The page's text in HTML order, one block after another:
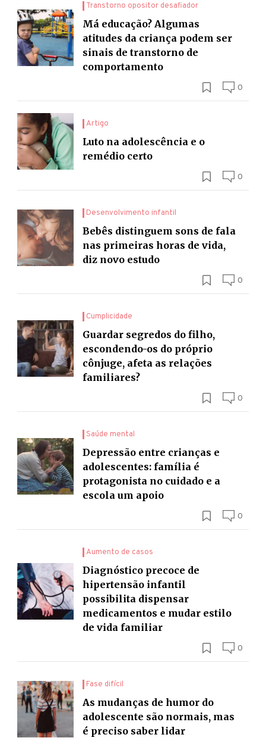
Transtorno opositor desafiador
Má educação? Algumas
atitudes da criança podem ser
sinais de transtorno de
comportamento
0
Artigo
Luto na adolescência e o
remédio certo
0
Desenvolvimento infantil
Bebês distinguem sons de fala
nas primeiras horas de vida,
diz novo estudo
0
Cumplicidade
Guardar segredos do filho,
escondendo-os do próprio
cônjuge, afeta as relações
familiares?
0
Saúde mental
Depressão entre crianças e
adolescentes: família é
protagonista no cuidado e a
escola um apoio
0
Aumento de casos
Diagnóstico precoce de
hipertensão infantil
possibilita dispensar
medicamentos e mudar estilo
de vida familiar
0
Fase difícil
As mudanças de humor do
adolescente são normais, mas
é preciso saber lidar